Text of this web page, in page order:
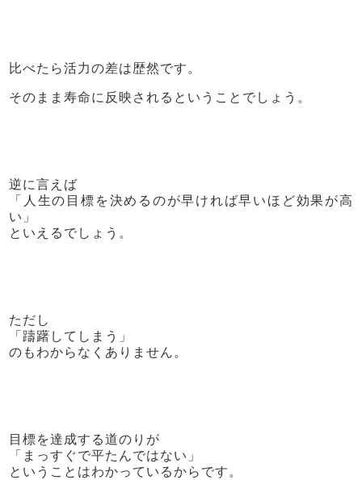
比べたら活力の差は歴然です。
そのまま寿命に反映されるということでしょう。
逆に言えば
「人生の目標を決めるのが早ければ早いほど効果が高
い」
といえるでしょう。
ただし
「躊躇してしまう」
のもわからなくありません。
目標を達成する道のりが
「まっすぐで平たんではない」
ということはわかっているからです。